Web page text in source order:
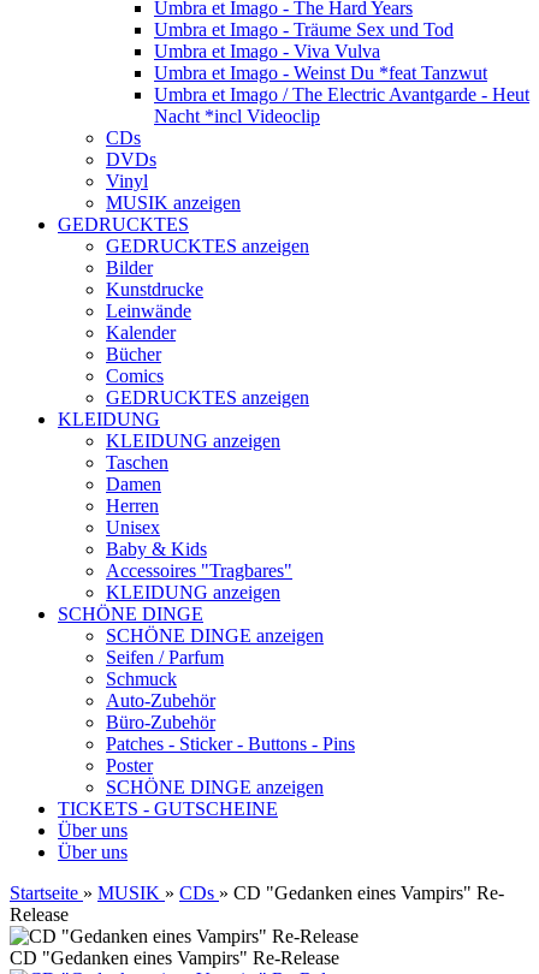
Umbra et Imago - The Hard Years
Umbra et Imago - Träume Sex und Tod
Umbra et Imago - Viva Vulva
Umbra et Imago - Weinst Du *feat Tanzwut
Umbra et Imago / The Electric Avantgarde - Heut
Nacht *incl Videoclip
CDs
DVDs
Vinyl
MUSIK anzeigen
GEDRUCKTES
GEDRUCKTES anzeigen
Bilder
Kunstdrucke
Leinwände
Kalender
Bücher
Comics
GEDRUCKTES anzeigen
KLEIDUNG
KLEIDUNG anzeigen
Taschen
Damen
Herren
Unisex
Baby & Kids
Accessoires "Tragbares"
KLEIDUNG anzeigen
SCHÖNE DINGE
SCHÖNE DINGE anzeigen
Seifen / Parfum
Schmuck
Auto-Zubehör
Büro-Zubehör
Patches - Sticker - Buttons - Pins
Poster
SCHÖNE DINGE anzeigen
TICKETS - GUTSCHEINE
Über uns
Über uns
Startseite » MUSIK » CDs » CD "Gedanken eines Vampirs" Re-
Release
CD "Gedanken eines Vampirs" Re-Release